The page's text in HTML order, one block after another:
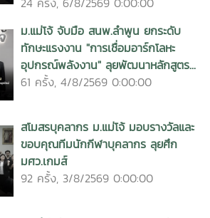
ม.แม่โจ้ จับมือ สนพ.ลำพูน ยกระดับ
ทักษะแรงงาน "การเชื่อมอาร์กโลหะ
อุปกรณ์พลังงาน" ลุยพัฒนาหลักสูตร...
61 ครั้ง, 4/8/2569 0:00:00
สโมสรบุคลากร ม.แม่โจ้ มอบรางวัลและ
ขอบคุณทีมนักกีฬาบุคลากร ลุยศึก
มศว.เกมส์
92 ครั้ง, 3/8/2569 0:00:00